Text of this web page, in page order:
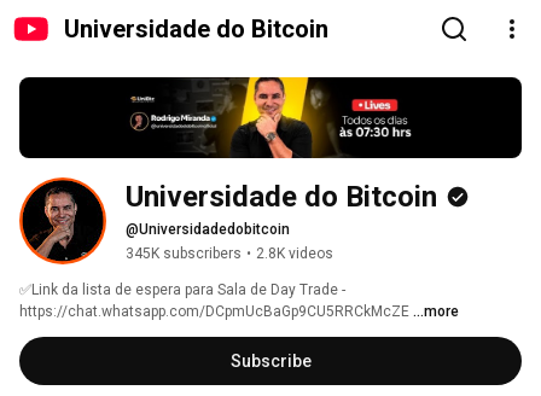
Universidade do Bitcoin
Universidade do Bitcoin
@Universidadedobitcoin
345K subscribers • 2.8K videos
✅Link da lista de espera para Sala de Day Trade -
https://chat.whatsapp.com/DCpmUcBaGp9CU5RRCkMcZE ...more
Subscribe